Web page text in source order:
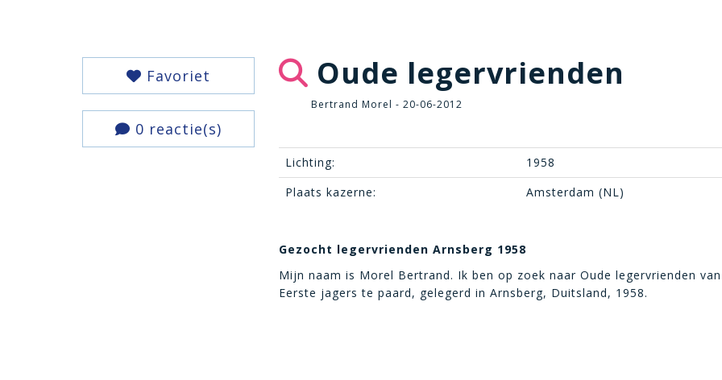
Favoriet
0 reactie(s)
Oude legervrienden
Bertrand Morel - 20-06-2012
Lichting:
1958
Plaats kazerne:
Amsterdam (NL)
Gezocht legervrienden Arnsberg 1958
Mijn naam is Morel Bertrand. Ik ben op zoek naar Oude legervrienden
Eerste jagers te paard, gelegerd in Arnsberg, Duitsland, 1958.